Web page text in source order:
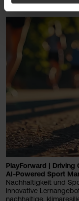
PlayForward | Driving
AI-Powered Sport
Nachhaltigkeit und
innovative
nachhaltige,